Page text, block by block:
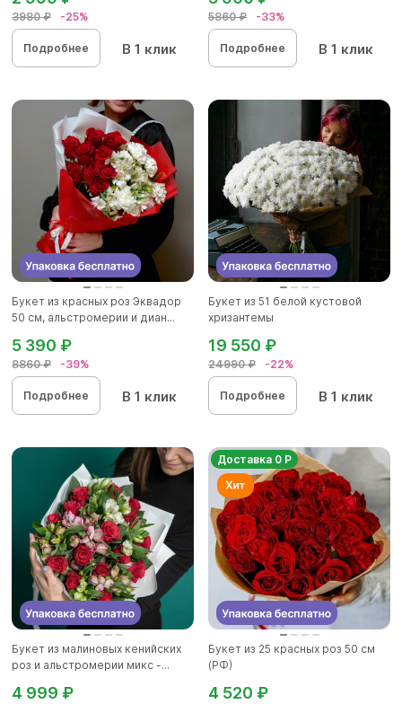
3980 ₽ -25%
Подробнее В 1 клик
5860 ₽ -33%
Подробнее В 1 клик
Букет из красных роз Эквадор
50 см, альстромерии и диан...
8860 ₽ -39%
5 390 ₽
Подробнее В 1 клик
Букет из 51 белой кустовой
хризантемы
24990 ₽ -22%
19 550 ₽
Подробнее В 1 клик
Букет из малиновых кенийских
роз и альстромерии микс -...
4 999 ₽
Доставка 0 Р
Букет из 25 красных роз 50 см
(РФ)
4 520 ₽